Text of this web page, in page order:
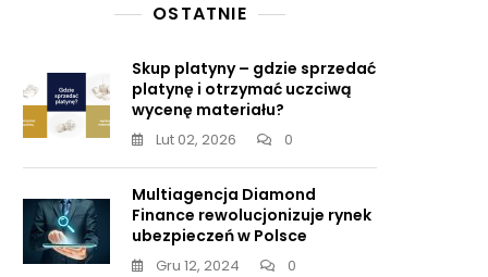
OSTATNIE
Skup platyny – gdzie sprzedać
platynę i otrzymać uczciwą
wycenę materiału?
Lut 02, 2026 0
Multiagencja Diamond
Finance rewolucjonizuje rynek
ubezpieczeń w Polsce
Gru 12, 2024 0